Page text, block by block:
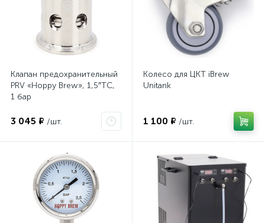
Клапан предохранительный
PRV «Hoppy Brew», 1,5″TC,
1 бар
3 045 ₽ /шт.
Колесо для ЦКТ iBrew
Unitank
1 100 ₽ /шт.